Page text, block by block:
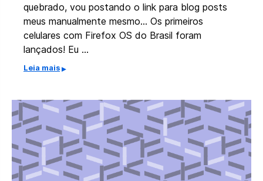
quebrado, vou postando o link para blog posts
meus manualmente mesmo… Os primeiros
celulares com Firefox OS do Brasil foram
lançados! Eu …
Leia mais